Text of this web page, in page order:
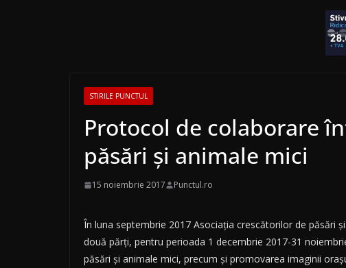
STIRILE PUNCTUL
Protocol de colaborare
păsări și animale mici
15 noiembrie 2017 Punctul.ro
În luna septembrie 2017 Asociația crescătorilor de păsări
două părți, pentru perioada 1 decembrie 2017-31
păsări și animale mici, precum și promovarea imaginii